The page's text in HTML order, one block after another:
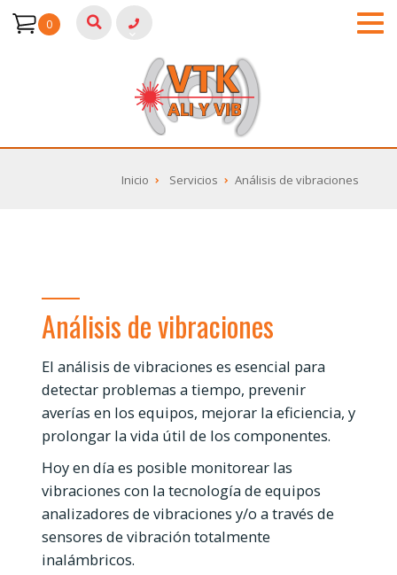
0
Inicio Servicios Análisis de vibraciones
Análisis de vibraciones
El análisis de vibraciones es esencial para
detectar problemas a tiempo, prevenir
averías en los equipos, mejorar la eficiencia, y
prolongar la vida útil de los componentes.
Hoy en día es posible monitorear las
vibraciones con la tecnología de equipos
analizadores de vibraciones y/o a través de
sensores de vibración totalmente
inalámbricos.